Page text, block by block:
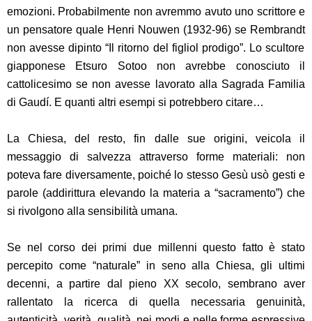
emozioni. Probabilmente non avremmo avuto uno scrittore e
un pensatore quale Henri Nouwen (1932-96) se Rembrandt
non avesse dipinto “Il ritorno del figliol prodigo”. Lo scultore
giapponese Etsuro Sotoo non avrebbe conosciuto il
cattolicesimo se non avesse lavorato alla Sagrada Familia
di Gaudí. E quanti altri esempi si potrebbero citare…
La Chiesa, del resto, fin dalle sue origini, veicola il
messaggio di salvezza attraverso forme materiali: non
poteva fare diversamente, poiché lo stesso Gesù usò gesti e
parole (addirittura elevando la materia a “sacramento”) che
si rivolgono alla sensibilità umana.
Se nel corso dei primi due millenni questo fatto è stato
percepito come “naturale” in seno alla Chiesa, gli ultimi
decenni, a partire dal pieno XX secolo, sembrano aver
rallentato la ricerca di quella necessaria genuinità,